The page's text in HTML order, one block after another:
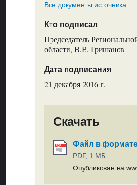
Все документы источника
Кто подписал
Председатель
области, В.В. Гришанов
Дата подписания
21 декабря 2016 г.
Скачать
Файл в
PDF, 1 МБ
Опубликован на